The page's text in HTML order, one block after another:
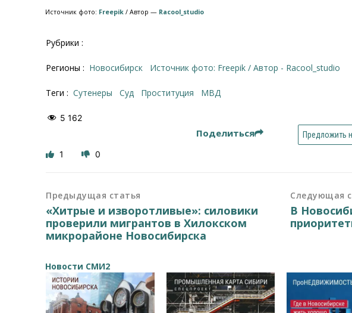
Источник фото: Freepik / Автор — Racool_studio
Рубрики :
Регионы : Новосибирск Источник фото: Freepik / Автор - Racool_studio
Теги : сутенеры суд Проституция МВД
5 162
Поделиться Предложить
1 0
Предыдущая статья
«Хитрые и изворотливые»: силовики
проверили мигрантов в Хилокском
микрорайоне Новосибирска
Следующая
В
Новости СМИ2